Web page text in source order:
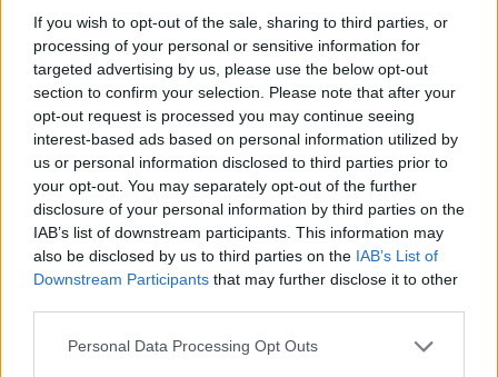
If you wish to opt-out of the sale, sharing to third parties, or
processing of your personal or sensitive information for
targeted advertising by us, please use the below opt-out
section to confirm your selection. Please note that after your
opt-out request is processed you may continue seeing
interest-based ads based on personal information utilized by
us or personal information disclosed to third parties prior to
your opt-out. You may separately opt-out of the further
disclosure of your personal information by third parties on the
IAB’s list of downstream participants. This information may
also be disclosed by us to third parties on the IAB’s List of
Downstream Participants that may further disclose it to other
Please note that this website/app uses one or more Google
Personal Data Processing Opt Outs
Flamenco Világnapját.
Halloween a Zsolnay Negyedben - íme a részletes
program!
2024.10.29